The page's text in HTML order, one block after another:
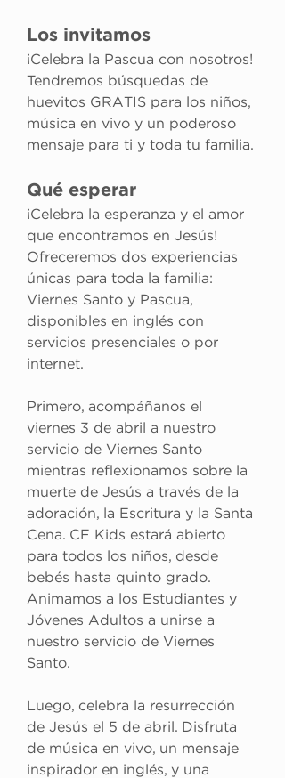
Los invitamos
¡Celebra la Pascua con nosotros!
Tendremos búsquedas de
huevitos GRATIS para los niños,
música en vivo y un poderoso
mensaje para ti y toda tu familia.
Qué esperar
¡Celebra la esperanza y el amor
que encontramos en Jesús!
Ofreceremos dos experiencias
únicas para toda la familia:
Viernes Santo y Pascua,
disponibles en inglés con
servicios presenciales o por
internet.
Primero, acompáñanos el
viernes 3 de abril a nuestro
servicio de Viernes Santo
mientras reflexionamos sobre la
muerte de Jesús a través de la
adoración, la Escritura y la Santa
Cena. CF Kids estará abierto
para todos los niños, desde
bebés hasta quinto grado.
Animamos a los Estudiantes y
Jóvenes Adultos a unirse a
nuestro servicio de Viernes
Santo.
Luego, celebra la resurrección
de Jesús el 5 de abril. Disfruta
de música en vivo, un mensaje
inspirador en inglés, y una